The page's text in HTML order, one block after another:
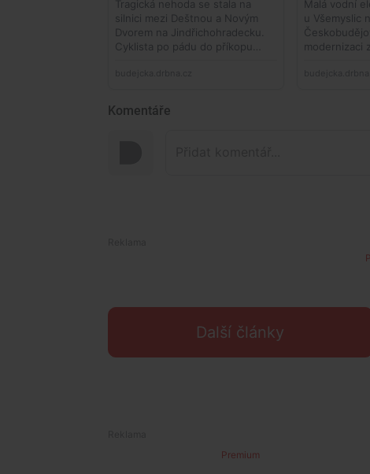
Komentáře
Další články
Premium